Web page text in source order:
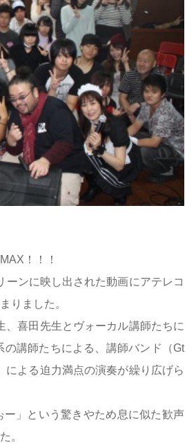
！！！
ンに映し出された動画にアテレコ
りました。
、喜田先生とヴォーカル講師たちに
講師たちによる、講師バンド（Gt
よる迫力満点の演奏が繰り広げら
」という驚きやため息に似た歓声
。